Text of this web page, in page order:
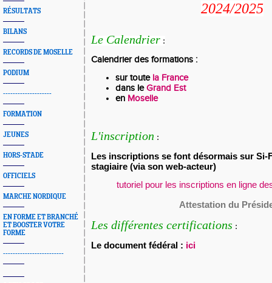
RÉSULTATS
BILANS
RECORDS DE MOSELLE
PODIUM
--------------------
FORMATION
JEUNES
HORS-STADE
OFFICIELS
MARCHE NORDIQUE
EN FORME ET BRANCHÉ
ET BOOSTER VOTRE
FORME
-------------------------
2024/2025
Le Calendrier :
Calendrier des formations :
sur toute la France
dans leGrand Est
en Moselle
L'inscription :
Les inscriptions se font désormais sur Si-
stagiaire (via son web-acteur)
tutoriel pour les inscriptions en ligne
Attestation du
Les différentes certifications :
Le document fédéral : ici